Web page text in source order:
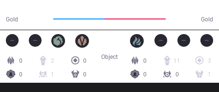
Gold Gold
0 2
0
0
1 0
0 11
3
0
0 1
Object